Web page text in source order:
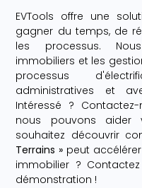
EVTools offre une
gagner du temps, de
les processus.
immobiliers et les
processus
administratives et
Intéressé ?
nous pouvons aider
souhaitez découvrir
Terrains » peut
immobilier ?
démonstration !